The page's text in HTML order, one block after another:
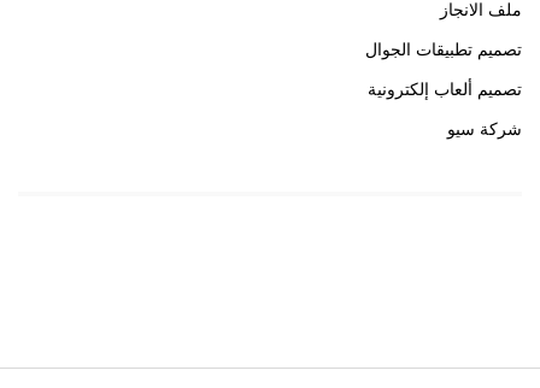
ملف الانجاز
تصميم تطبيقات الجوال
تصميم ألعاب إلكترونية
شركة سيو